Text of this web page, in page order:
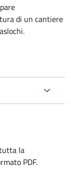
di un cantiere
la
PDF.